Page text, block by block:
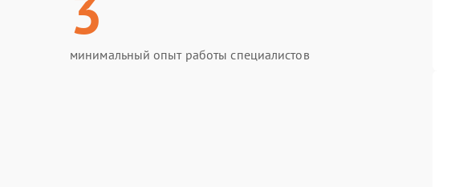
минимальный опыт работы специалистов